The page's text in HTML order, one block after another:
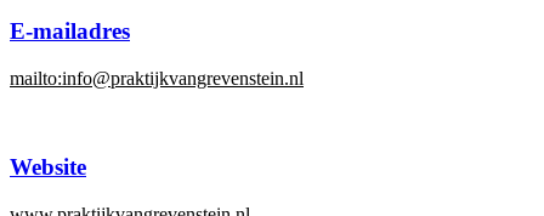
E-mailadres
mailto:info@praktijkvangrevenstein.nl
Website